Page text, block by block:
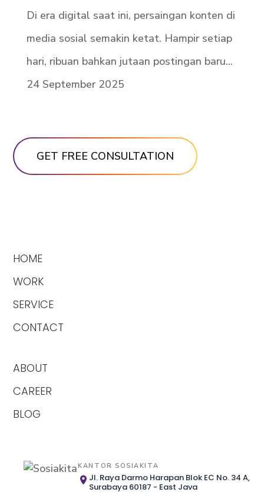
Di era digital saat ini, persaingan konten di
media sosial semakin ketat. Hampir setiap
hari, ribuan bahkan jutaan postingan baru...
24 September 2025
HOME
WORK
SERVICE
CONTACT
ABOUT
CAREER
BLOG
KANTOR SOSIAKITA
Jl. Raya Darmo Harapan Blok EC No. 34 A,
Surabaya 60187 - East Java